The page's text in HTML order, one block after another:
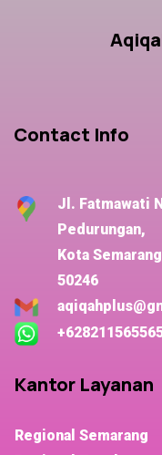
Contact Info
Jl. Fatmawati
Pedurungan,
Kota Semarang,
50246
Kantor Layanan
Regional Semarang